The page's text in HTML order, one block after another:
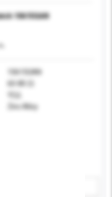
10615GAN
10615GAN
60-80 日
可以
Zinc Alloy